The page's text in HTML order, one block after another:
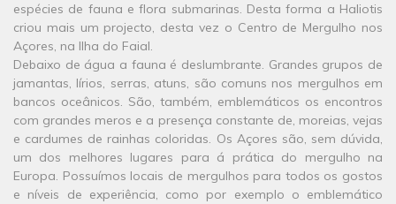
espécies de fauna e flora submarinas. Desta forma a Haliotis
criou mais um projecto, desta vez o Centro de Mergulho nos
Açores, na Ilha do Faial.
Debaixo de água a fauna é deslumbrante. Grandes grupos de
jamantas, lírios, serras, atuns, são comuns nos mergulhos em
bancos oceânicos. São, também, emblemáticos os encontros
com grandes meros e a presença constante de, moreias, vejas
e cardumes de rainhas coloridas. Os Açores são, sem dúvida,
um dos melhores lugares para á prática do mergulho na
Europa. Possuímos locais de mergulhos para todos os gostos
e níveis de experiência, como por exemplo o emblemático